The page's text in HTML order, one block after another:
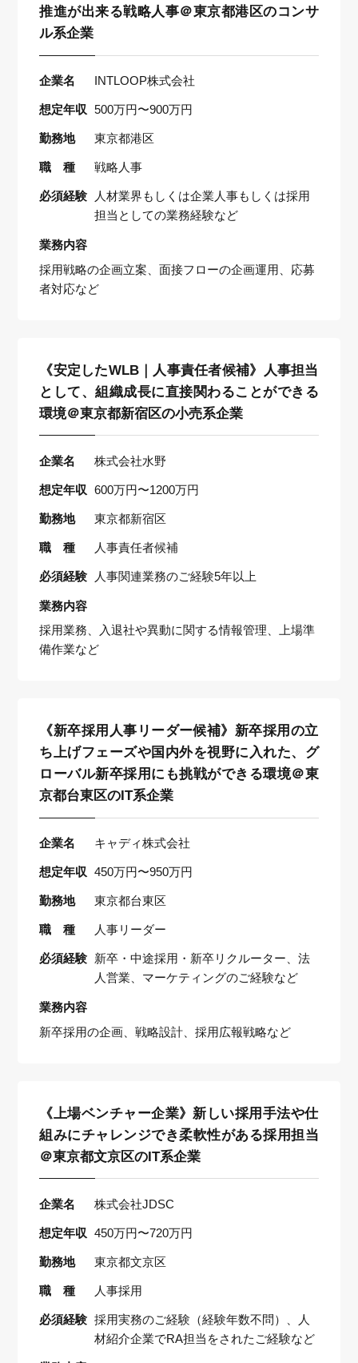
推進が出来る戦略人事＠東京都港区のコンサ
ル系企業
企業名 INTLOOP株式会社
想定年収 500万円〜900万円
勤務地 東京都港区
職 種 戦略人事
必須経験
人材業界もしくは企業人事もしくは採用
担当としての業務経験など
業務内容
採用戦略の企画立案、面接フローの企画運用、応募
者対応など
《安定したWLB｜人事責任者候補》人事担当
として、組織成長に直接関わることができる
環境＠東京都新宿区の小売系企業
企業名 株式会社水野
想定年収 600万円〜1200万円
勤務地 東京都新宿区
職 種 人事責任者候補
必須経験 人事関連業務のご経験5年以上
業務内容
採用業務、入退社や異動に関する情報管理、上場準
備作業など
《新卒採用人事リーダー候補》新卒採用の立
ち上げフェーズや国内外を視野に入れた、グ
ローバル新卒採用にも挑戦ができる環境＠東
京都台東区のIT系企業
企業名 キャディ株式会社
想定年収 450万円〜950万円
勤務地 東京都台東区
職 種 人事リーダー
必須経験 新卒・中途採用・新卒リクルーター、法
人営業、マーケティングのご経験など
業務内容
新卒採用の企画、戦略設計、採用広報戦略など
《上場ベンチャー企業》新しい採用手法や仕
組みにチャレンジでき柔軟性がある採用担当
＠東京都文京区のIT系企業
企業名 株式会社JDSC
想定年収 450万円〜720万円
勤務地 東京都文京区
職 種 人事採用
必須経験 採用実務のご経験（経験年数不問）、人
材紹介企業でRA担当をされたご経験など